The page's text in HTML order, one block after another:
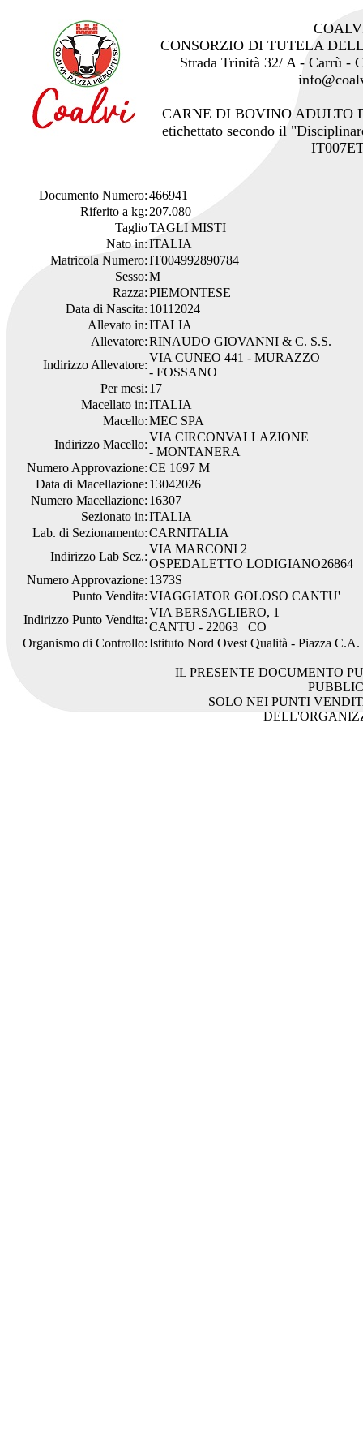
CONSORZIO DI TUTELA
Strada Trinità 32/ A - Carrù -
CARNE DI BOVINO ADULTO
etichettato secondo il
Documento Numero:466941
Riferito a kg: 207.080
TaglioTAGLI MISTI
Nato in:ITALIA
Matricola Numero:IT004992890784
Sesso:M
Razza:PIEMONTESE
Data di Nascita: 10112024
Allevato in:ITALIA
Allevatore:RINAUDO GIOVANNI & C. S.S.
Indirizzo Allevatore:
VIA CUNEO 441 - MURAZZO
- FOSSANO
Per mesi: 17
Macellato in:ITALIA
Macello:MEC SPA
Indirizzo Macello:
VIA CIRCONVALLAZIONE
- MONTANERA
Numero Approvazione:CE 1697 M
Data di Macellazione: 13042026
Numero Macellazione: 16307
Sezionato in:ITALIA
Lab. di Sezionamento:CARNITALIA
Indirizzo Lab Sez.:
VIA MARCONI 2
OSPEDALETTO LODIGIANO26864
Numero Approvazione: 1373S
Punto Vendita:VIAGGIATOR GOLOSO CANTU'
Indirizzo Punto Vendita:
VIA BERSAGLIERO, 1
CANTU - 22063 CO
Organismo di Controllo:Istituto Nord Ovest Qualità - Piazza
IL PRESENTE DOCUMENTO
SOLO NEI PUNTI